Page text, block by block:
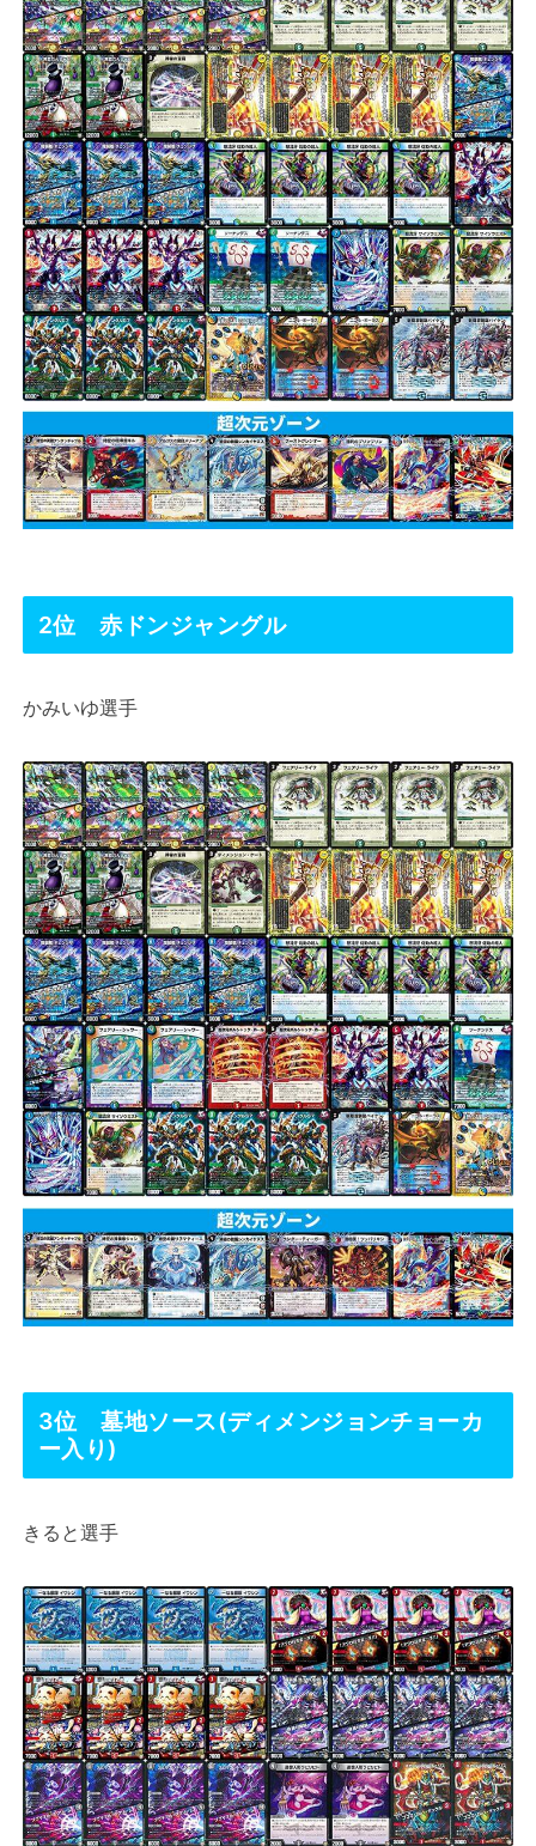
2位 赤ドンジャングル
かみいゆ選手
3位 墓地ソース(ディメンジョンチョーカ
ー入り)
きると選手